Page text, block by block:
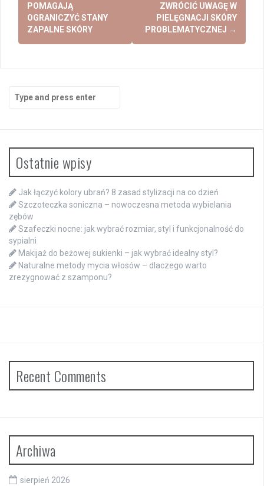
POMAGAJĄ
OGRANICZYĆ STANY
ZAPALNE SKÓRY
ZWRÓCIĆ UWAGĘ W
PIELĘGNACJI SKÓRY
PROBLEMATYCZNEJ →
for:
Ostatnie wpisy
Jak łączyć kolory ubrań? 8 zasad stylizacji na co dzień
Szczoteczka soniczna – nowoczesna metoda wybielania
zębów
Szafeczki nocne: jak wybrać rozmiar, styl i funkcjonalność do
sypialni
Makijaż do beżowej sukienki – jak wybrać idealny styl?
Naturalne metody mycia włosów – dlaczego warto
zrezygnować z szamponu?
Recent Comments
Archiwa
sierpień 2026